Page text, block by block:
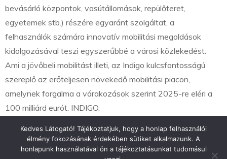
bevásárló központok, vasútállomások, repülőteret,
egyetemek stb.) részére egyaránt szolgáltat, a
felhasználók számára innovatív mobilitási megoldások
kidolgozásával teszi egyszerűbbé a városi közlekedést.
Ami a jövőbeli mobilitást illeti, az Indigo kulcsfontosságú
szereplő az erőteljesen növekedő mobilitási piacon,
amelynek forgalma a várakozások szerint 2025-re eléri a
100 milliárd eurót. INDIGO.
Kedves Látogató! Tájékoztatjuk, hogy a honlap felhasználói
élmény fokozásának érdekében sütiket alkalmazunk. A
honlapunk használatával ön a tájékoztatásunkat tudomásul